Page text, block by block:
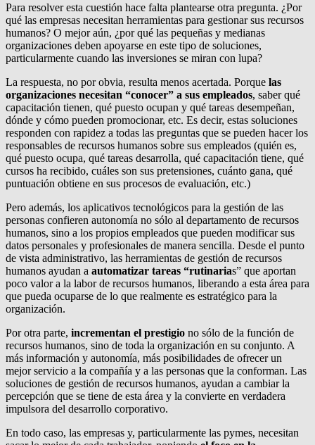
Para resolver esta cuestión hace falta plantearse otra pregunta. ¿Por
qué las empresas necesitan herramientas para gestionar sus recursos
humanos? O mejor aún, ¿por qué las pequeñas y medianas
organizaciones deben apoyarse en este tipo de soluciones,
particularmente cuando las inversiones se miran con lupa?
La respuesta, no por obvia, resulta menos acertada. Porque las
organizaciones necesitan “conocer” a sus empleados, saber qué
capacitación tienen, qué puesto ocupan y qué tareas desempeñan,
dónde y cómo pueden promocionar, etc. Es decir, estas soluciones
responden con rapidez a todas las preguntas que se pueden hacer los
responsables de recursos humanos sobre sus empleados (quién es,
qué puesto ocupa, qué tareas desarrolla, qué capacitación tiene, qué
cursos ha recibido, cuáles son sus pretensiones, cuánto gana, qué
puntuación obtiene en sus procesos de evaluación, etc.)
Pero además, los aplicativos tecnológicos para la gestión de las
personas confieren autonomía no sólo al departamento de recursos
humanos, sino a los propios empleados que pueden modificar sus
datos personales y profesionales de manera sencilla. Desde el punto
de vista administrativo, las herramientas de gestión de recursos
humanos ayudan a automatizar tareas “rutinarias” que aportan
poco valor a la labor de recursos humanos, liberando a esta área para
que pueda ocuparse de lo que realmente es estratégico para la
organización.
Por otra parte, incrementan el prestigio no sólo de la función de
recursos humanos, sino de toda la organización en su conjunto. A
más información y autonomía, más posibilidades de ofrecer un
mejor servicio a la compañía y a las personas que la conforman. Las
soluciones de gestión de recursos humanos, ayudan a cambiar la
percepción que se tiene de esta área y la convierte en verdadera
impulsora del desarrollo corporativo.
En todo caso, las empresas y, particularmente las pymes, necesitan